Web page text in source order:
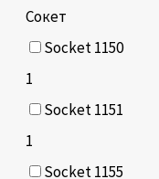
Сокет
Socket 1150
1
Socket 1151
1
Socket 1155